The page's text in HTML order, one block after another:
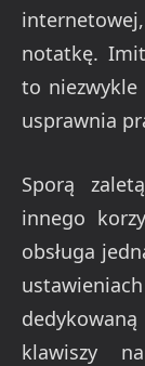
notatkę.
to niezwykle
usprawnia
Sporą
innego
obsługa
klawiszy